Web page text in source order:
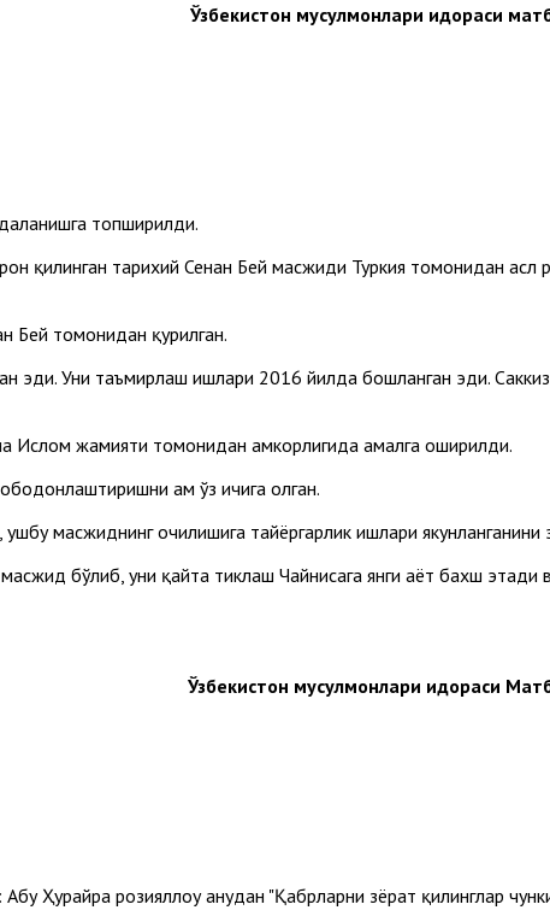
Ўзбекистон мусулмонлари идораси
топширилди.
қилинган тарихий Сенан Бей масжиди Туркия томонидан асл
Бей томонидан қурилган.
эди. Уни таъмирлаш ишлари 2016 йилда бошланган эди.
Ислом жамияти томонидан ҳамкорлигида амалга оширилди.
ҳам ўз ичига олган.
масжиднинг очилишига тайёргарлик ишлари якунланганини
бўлиб, уни қайта тиклаш Чайниcага янги ҳаёт бахш этади
Ўзбекистон мусулмонлари идораси
Ҳурайра розияллоҳу анҳудан "Қабрларни зёрат қилинглар